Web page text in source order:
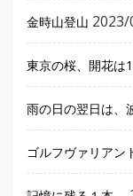
金時山登山
東京の桜、開花は
雨の日の翌日は、
ゴルフヴァリアン